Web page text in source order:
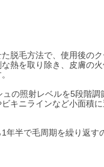
脱毛方法で、使用後の
熱を取り除き、皮膚の
の照射レベルを5段階
キニラインなど小面積
年半で毛周期を繰り返